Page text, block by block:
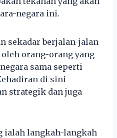
negara ini.
sekadar berjalan-jalan
orang-orang yang
sama seperti
di sini
strategik dan juga
ialah langkah-langkah